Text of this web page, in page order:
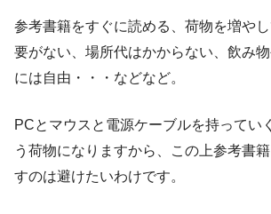
参考書籍をすぐに読める、荷物を増や
要がない、場所代はかからない、飲み
には自由・・・などなど。
PCとマウスと電源ケーブルを持ってい
う荷物になりますから、この上参考書
すのは避けたいわけです。